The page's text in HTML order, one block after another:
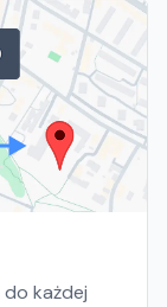
każdej